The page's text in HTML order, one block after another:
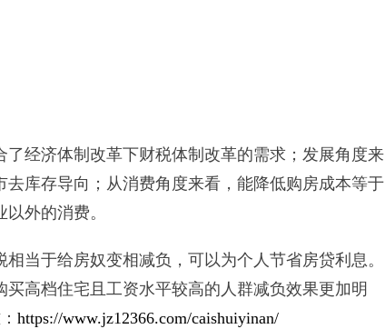
经济体制改革下财税体制改革的需求；发展角度来
库存导向；从消费角度来看，能降低购房成本等于
外的消费。
当于给房奴变相减负，可以为个人节省房贷利息。
高档住宅且工资水平较高的人群减负效果更加明
https://www.jz12366.com/caishuiyinan/